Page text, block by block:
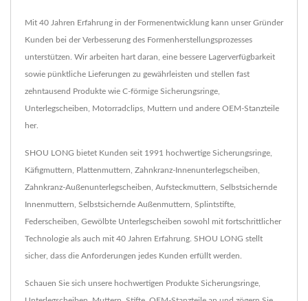
Mit 40 Jahren Erfahrung in der Formenentwicklung kann unser Gründer
Kunden bei der Verbesserung des Formenherstellungsprozesses
unterstützen. Wir arbeiten hart daran, eine bessere Lagerverfügbarkeit
sowie pünktliche Lieferungen zu gewährleisten und stellen fast
zehntausend Produkte wie C-förmige Sicherungsringe,
Unterlegscheiben, Motorradclips, Muttern und andere OEM-Stanzteile
her.
SHOU LONG bietet Kunden seit 1991 hochwertige Sicherungsringe,
Käfigmuttern, Plattenmuttern, Zahnkranz-Innenunterlegscheiben,
Zahnkranz-Außenunterlegscheiben, Aufsteckmuttern, Selbstsichernde
Innenmuttern, Selbstsichernde Außenmuttern, Splintstifte,
Federscheiben, Gewölbte Unterlegscheiben sowohl mit fortschrittlicher
Technologie als auch mit 40 Jahren Erfahrung. SHOU LONG stellt
sicher, dass die Anforderungen jedes Kunden erfüllt werden.
Schauen Sie sich unsere hochwertigen Produkte Sicherungsringe